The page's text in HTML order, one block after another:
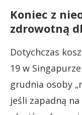
Koniec z
zdrowotną
Dotychczas
19 w
grudnia osoby
jeśli zapadną